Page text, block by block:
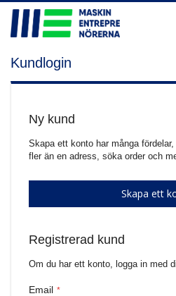
Skip
to
Content
Kundlogin
Ny kund
Skapa ett konto har många
fler än en adress, söka order och
Skapa ett
Registrerad kund
Om du har ett konto, logga in med
Email